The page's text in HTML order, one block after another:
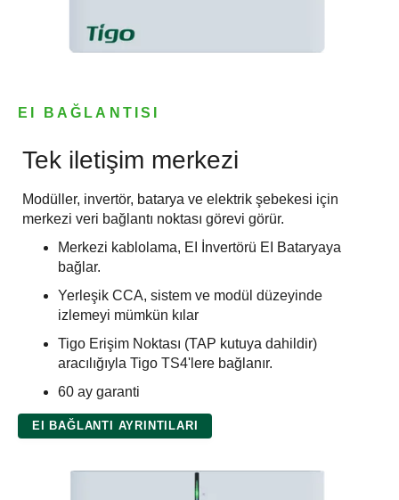
EI BAĞLANTISI
Tek iletişim merkezi
Modüller, invertör, batarya ve elektrik şebekesi için
merkezi veri bağlantı noktası görevi görür.
Merkezi kablolama, EI İnvertörü EI Bataryaya
bağlar.
Yerleşik CCA, sistem ve modül düzeyinde
izlemeyi mümkün kılar
Tigo Erişim Noktası (TAP kutuya dahildir)
aracılığıyla Tigo TS4'lere bağlanır.
60 ay garanti
EI BAĞLANTI AYRINTILARI